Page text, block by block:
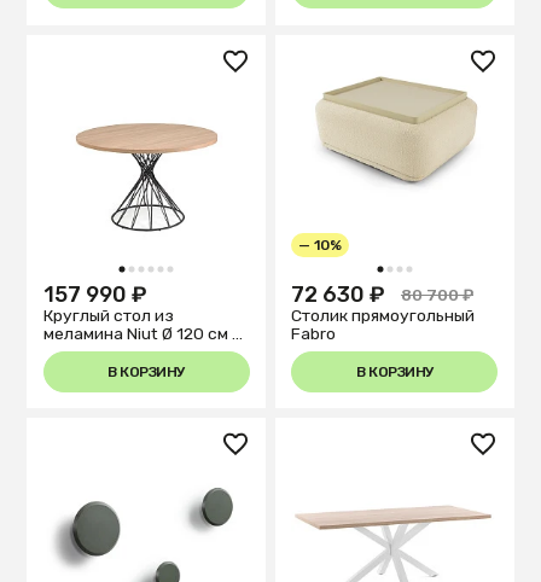
1 2 3 4 5 6
157 990 ₽
Круглый стол из
меламина Niut Ø 120 см с
натуральной отделкой и
стальными черными
ножками
В КОРЗИНУ
1 2 3 4
— 10%
72 630 ₽
80 700 ₽
Столик прямоугольный
Fabro
В КОРЗИНУ